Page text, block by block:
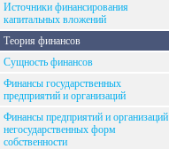
Источники финансирования
капитальных вложений
Теория финансов
Сущность финансов
Финансы государственных
предприятий и организаций
Финансы предприятий и организаций
негосударственных форм
собственности